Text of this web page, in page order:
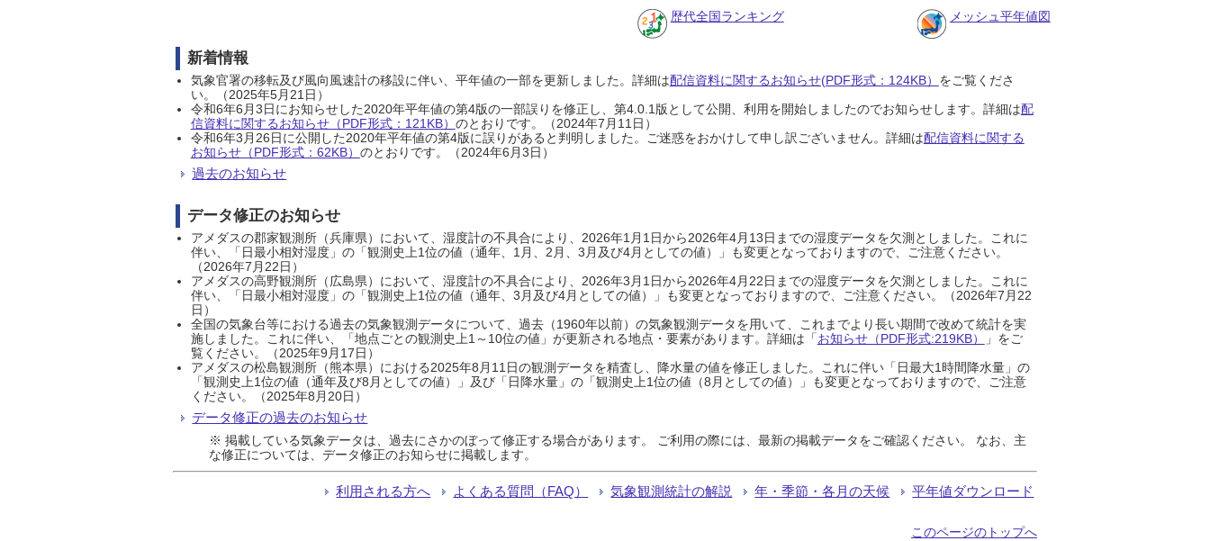
歴代全国ランキング メッシュ平年値図
新着情報
気象官署の移転及び風向風速計の移設に伴い、平年値の一部を更新しました。詳細は配信資料に関するお知らせ(PDF形式：124KB） をご覧くださ
い。（2025年5月21日）
令和6年6月3日にお知らせした2020年平年値の第4版の一部誤りを修正し、第4.0.1版として公開、利用を開始しましたのでお知らせします。詳細は配
信資料に関するお知らせ（PDF形式：121KB） のとおりです。（2024年7月11日）
令和6年3月26日に公開した2020年平年値の第4版に誤りがあると判明しました。ご迷惑をおかけして申し訳ございません。詳細は配信資料に関する
お知らせ（PDF形式：62KB） のとおりです。（2024年6月3日）
過去のお知らせ
データ修正のお知らせ
アメダスの郡家観測所（兵庫県）において、湿度計の不具合により、2026年1月1日から2026年4月13日までの湿度データを欠測としました。これに
伴い、「日最小相対湿度」の「観測史上1位の値（通年、1月、2月、3月及び4月としての値）」も変更となっておりますので、ご注意ください。
（2026年7月22日）
アメダスの高野観測所（広島県）において、湿度計の不具合により、2026年3月1日から2026年4月22日までの湿度データを欠測としました。これに
伴い、「日最小相対湿度」の「観測史上1位の値（通年、3月及び4月としての値）」も変更となっておりますので、ご注意ください。（2026年7月22
日）
全国の気象台等における過去の気象観測データについて、過去（1960年以前）の気象観測データを用いて、これまでより長い期間で改めて統計を実
施しました。これに伴い、「地点ごとの観測史上1～10位の値」が更新される地点・要素があります。詳細は「お知らせ（PDF形式:219KB）
」をご
覧ください。（2025年9月17日）
アメダスの松島観測所（熊本県）における2025年8月11日の観測データを精査し、降水量の値を修正しました。これに伴い「日最大1時間降水量」の
「観測史上1位の値（通年及び8月としての値）」及び「日降水量」の「観測史上1位の値（8月としての値）」も変更となっておりますので、ご注意
ください。（2025年8月20日）
データ修正の過去のお知らせ
※ 掲載している気象データは、過去にさかのぼって修正する場合があります。 ご利用の際には、最新の掲載データをご確認ください。 なお、主
な修正については、データ修正のお知らせに掲載します。
利用される方へ よくある質問（FAQ） 気象観測統計の解説 年・季節・各月の天候 平年値ダウンロード
このページのトップへ